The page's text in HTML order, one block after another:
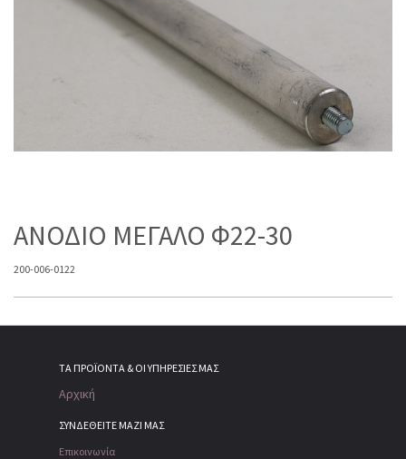
ΑΝΟΔΙΟ ΜΕΓΑΛΟ Φ22-30
200-006-0122
ΤΑ ΠΡΟΪΌΝΤΑ & ΟΙ ΥΠΗΡΕΣΊΕΣ ΜΑΣ
Αρχική
ΣΥΝΔΕΘΕΙΤΕ ΜΑΖΙ ΜΑΣ
Επικοινωνία